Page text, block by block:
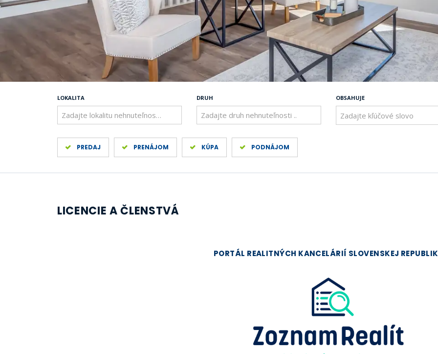
LOKALITA
Zadajte lokalitu nehnuteľnosti ..
DRUH
Zadajte druh nehnuteľnosti ..
OBSAHUJE
PREDAJ PRENÁJOM KÚPA PODNÁJOM
LICENCIE A ČLENSTVÁ
PORTÁL REALITNÝCH KANCELÁRIÍ SLOVENSKEJ